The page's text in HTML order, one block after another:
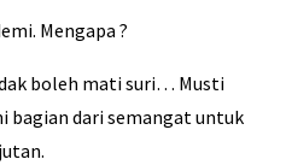
Mengapa ?
boleh mati suri… Musti
bagian dari semangat untuk